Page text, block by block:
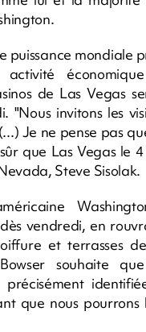
puissance mondiale
de Las Vegas
"Nous invitons les
Je ne pense pas
que Las Vegas le
Steve Sisolak.
vendredi, en
et terrasses
souhaite
précisément
que nous